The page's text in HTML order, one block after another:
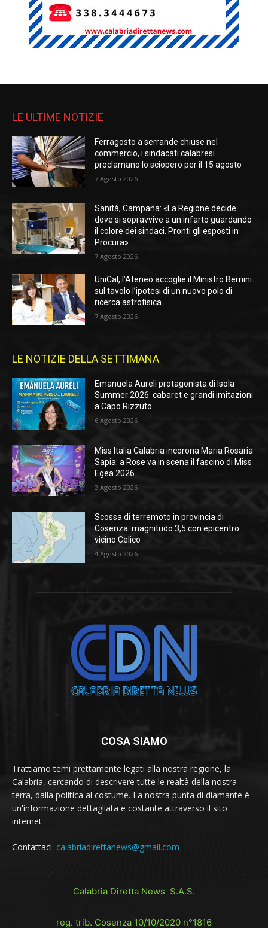
LE ULTIME NOTIZIE
Ferragosto a serrande chiuse nel
commercio, i sindacati calabresi
proclamano lo sciopero per il 15 agosto
7 Agosto 2026
Sanità, Campana: «La Regione decide
dove si sopravvive a un infarto guardando
il colore dei sindaci. Pronti gli esposti in
Procura»
7 Agosto 2026
UniCal, l’Ateneo accoglie il Ministro Bernini:
sul tavolo l’ipotesi di un nuovo polo di
ricerca astrofisica
7 Agosto 2026
LE NOTIZIE DELLA SETTIMANA
Emanuela Aureli protagonista di Isola
Summer 2026: cabaret e grandi imitazioni
a Capo Rizzuto
6 Agosto 2026
Miss Italia Calabria incorona Maria Rosaria
Sapia: a Rose va in scena il fascino di Miss
Egea 2026
2 Agosto 2026
Scossa di terremoto in provincia di
Cosenza: magnitudo 3,5 con epicentro
vicino Celico
4 Agosto 2026
COSA SIAMO
Trattiamo temi prettamente legati alla nostra regione, la
Calabria, cercando di descrivere tutte le realtà della nostra
terra, dalla politica al costume. La nostra punta di diamante è
un'informazione dettagliata e costante attraverso il sito
internet
Contattaci: calabriadirettanews@gmail.com
Calabria Diretta News S.A.S.
reg. trib. Cosenza 10/10/2020 n°1816